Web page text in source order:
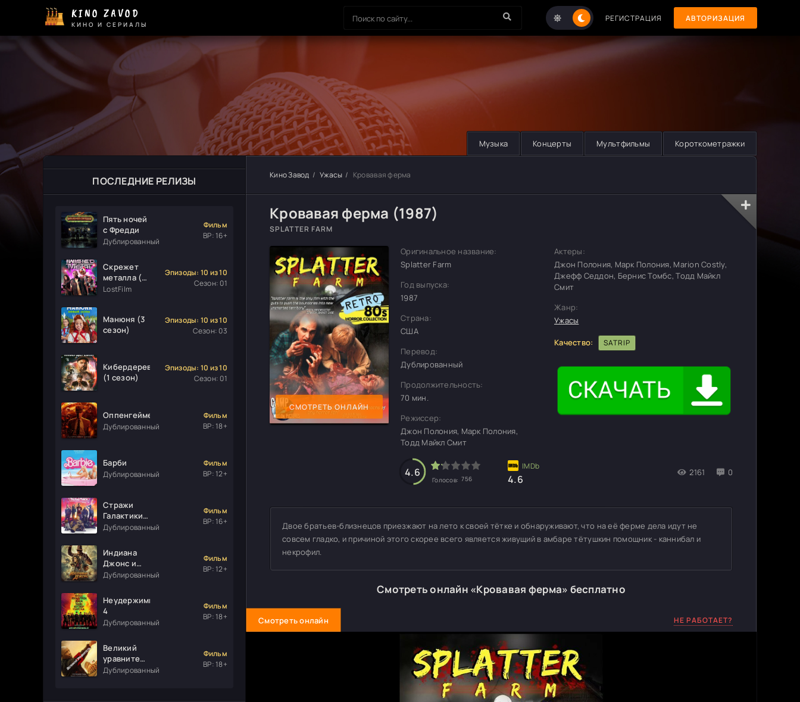
KINO ZAVOD
КИНО И СЕРИАЛЫ
РЕГИСТРАЦИЯ АВТОРИЗАЦИЯ
Музыка Концерты Мультфильмы Короткометражки
ПОСЛЕДНИЕ РЕЛИЗЫ
Пять ночей
с Фредди
Дублированный
Фильм
ВР: 16+
Скрежет
металла (1
сезон)
LostFilm
Эпизоды: 10 из 10
Сезон: 01
Манюня (3
сезон)
Эпизоды: 10 из 10
Сезон: 03
Кибердеревня
(1 сезон)
Эпизоды: 10 из 10
Сезон: 01
Оппенгеймер
Дублированный
Фильм
ВР: 18+
Барби
Дублированный
Фильм
ВР: 12+
Стражи
Галактики.
Часть 3
Дублированный
Фильм
ВР: 16+
Индиана
Джонс и
колесо
Дублированный
Фильм
ВР: 12+
Неудержимые
4
Дублированный
Фильм
ВР: 18+
Великий
уравнитель
3
Дублированный
Фильм
ВР: 18+
Кино Завод Ужасы Кровавая ферма
Кровавая ферма (1987)
SPLATTER FARM
СМОТРЕТЬ ОНЛАЙН
Оригинальное название:
Splatter Farm
Год выпуска:
1987
Страна:
США
Перевод:
Дублированный
Продолжительность:
70 мин.
Режиссер:
Джон Полония, Марк Полония,
Тодд Майкл Смит
4.6
Голосов: 756 4.6
2161 0
Актеры:
Джон Полония, Марк Полония, Marion Costly,
Джефф Седдон, Бернис Томбс, Тодд Майкл
Смит
Жанр:
Ужасы
Качество: SATRIP
Двое братьев-близнецов приезжают на лето к своей тётке и обнаруживают, что на её ферме дела идут не
совсем гладко, и причиной этого скорее всего является живущий в амбаре тётушкин помощник - каннибал и
некрофил.
Смотреть онлайн «Кровавая ферма» бесплатно
Смотреть онлайн НЕ РАБОТАЕТ?